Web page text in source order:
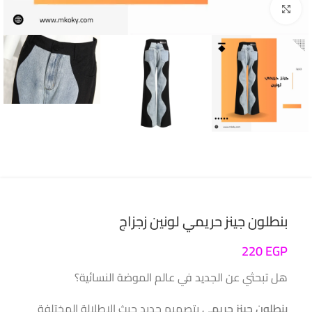
بنطلون جينز حريمي لونين زجزاج
220EGP
هل تبحثي عن الجديد في عالم الموضة النسائية؟